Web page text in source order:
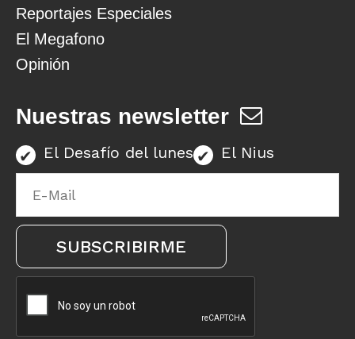
Reportajes Especiales
El Megafono
Opinión
Nuestras newsletter
El Desafío del lunes El Nius